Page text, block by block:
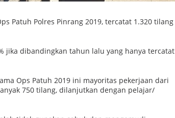
Patuh Polres Pinrang 2019, tercatat 1.320 tilang
jika dibandingkan tahun lalu yang hanya tercatat
Ops Patuh 2019 ini mayoritas pekerjaan dari
750 tilang, dilanjutkan dengan pelajar/